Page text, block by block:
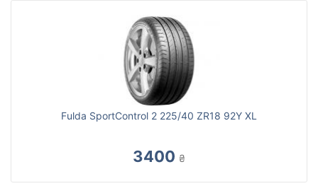
Fulda SportControl 2 225/40 ZR18 92Y XL
3400 ₴